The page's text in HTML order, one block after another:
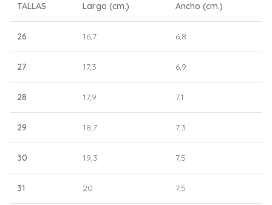
TALLAS Largo (cm.) Ancho (cm.)
26 16,7 6,8
27 17,3 6,9
28 17,9 7,1
29 18,7 7,3
30 19,3 7,5
31 20 7,5